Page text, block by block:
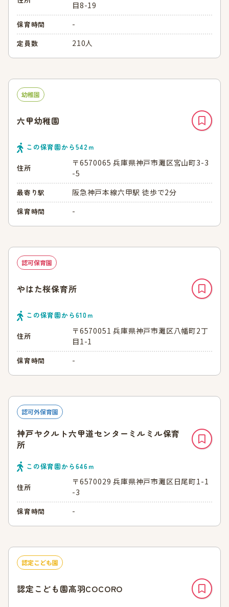
目8-19
保育時間 -
定員数 210人
幼稚園
六甲幼稚園
この保育園から542ｍ
住所
〒6570065 兵庫県神戸市灘区宮山町3-3
-5
最寄り駅 阪急神戸本線六甲駅 徒歩で2分
保育時間 -
認可保育園
やはた桜保育所
この保育園から610ｍ
住所
〒6570051 兵庫県神戸市灘区八幡町2丁
目1-1
保育時間 -
認可外保育園
神戸ヤクルト六甲道センターミルミル保育
所
この保育園から646ｍ
住所
〒6570029 兵庫県神戸市灘区日尾町1-1
-3
保育時間 -
認定こども園
認定こども園高羽COCORO